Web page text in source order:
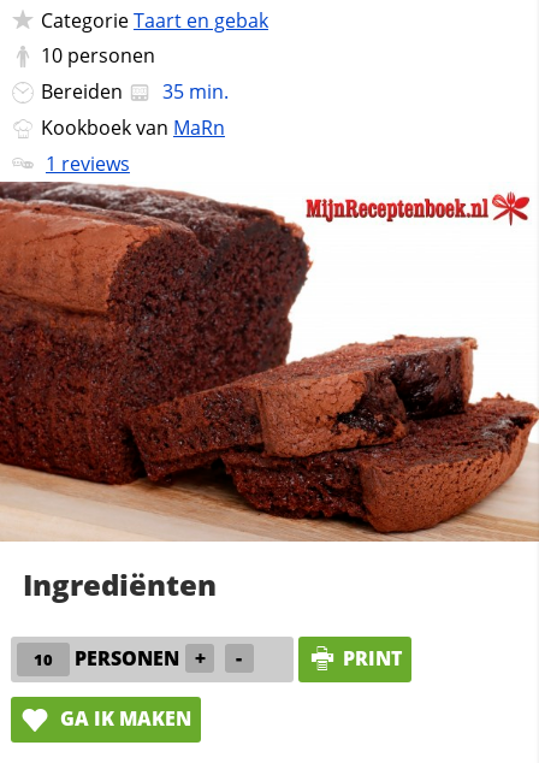
CategorieTaart en gebak
10 personen
Bereiden
35 min.
Kookboek van MaRn
1 reviews
Ingrediënten
PERSONEN + - PRINT
GA IK MAKEN